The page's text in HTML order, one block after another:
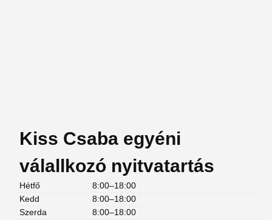
Kiss Csaba egyéni
válallkozó nyitvatartás
Hétfő
8:00–18:00
Kedd
8:00–18:00
Szerda
8:00–18:00